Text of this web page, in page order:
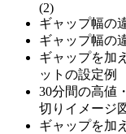
(2)
ギャップ幅の
ギャップ幅の
ギャップを加
ットの設定例
30分間の高値
切りイメージ
ギャップを加